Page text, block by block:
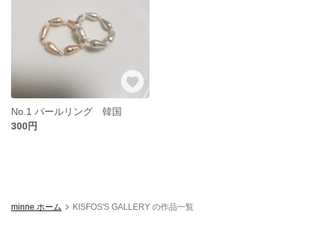
No.1 パールリング 韓国
300円
minne ホーム KISFOS'S GALLERY の作品一覧